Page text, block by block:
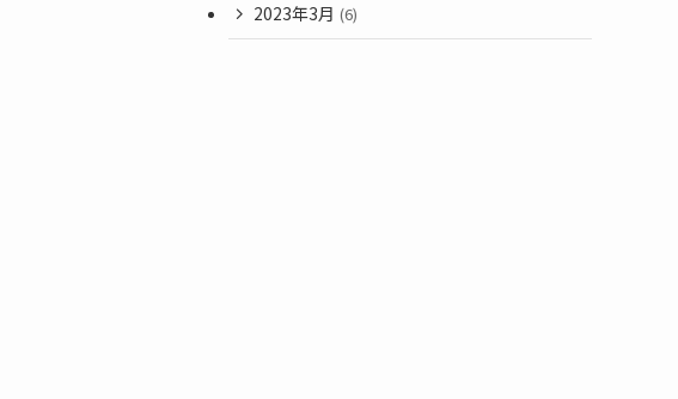
2023年3月 (6)